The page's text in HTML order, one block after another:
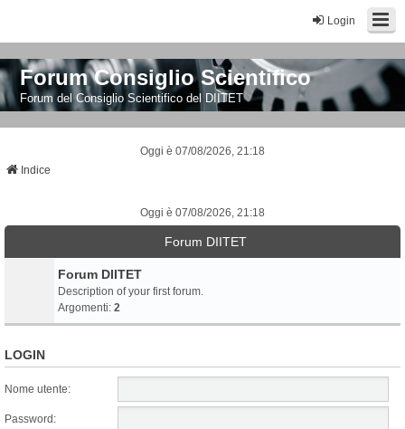
Login
Forum Consiglio Scientifico
Forum del Consiglio Scientifico del DIITET
Oggi è 07/08/2026, 21:18
Indice
Oggi è 07/08/2026, 21:18
Forum DIITET
Forum DIITET
Description of your first forum.
Argomenti: 2
LOGIN
Nome utente:
Password: